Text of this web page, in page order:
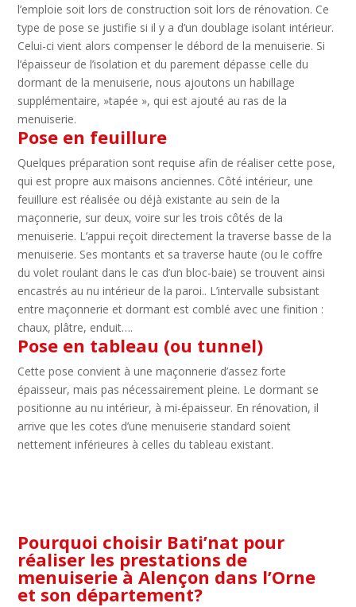
l’emploie soit lors de construction soit lors de rénovation. Ce
type de pose se justifie si il y a d’un doublage isolant intérieur.
Celui-ci vient alors compenser le débord de la menuiserie. Si
l’épaisseur de l’isolation et du parement dépasse celle du
dormant de la menuiserie, nous ajoutons un habillage
supplémentaire, »tapée », qui est ajouté au ras de la
menuiserie.
Pose en feuillure
Quelques préparation sont requise afin de réaliser cette pose,
qui est propre aux maisons anciennes. Côté intérieur, une
feuillure est réalisée ou déjà existante au sein de la
maçonnerie, sur deux, voire sur les trois côtés de la
menuiserie. L’appui reçoit directement la traverse basse de la
menuiserie. Ses montants et sa traverse haute (ou le coffre
du volet roulant dans le cas d’un bloc-baie) se trouvent ainsi
encastrés au nu intérieur de la paroi.. L’intervalle subsistant
entre maçonnerie et dormant est comblé avec une finition :
chaux, plâtre, enduit….
Pose en tableau (ou tunnel)
Cette pose convient à une maçonnerie d’assez forte
épaisseur, mais pas nécessairement pleine. Le dormant se
positionne au nu intérieur, à mi-épaisseur. En rénovation, il
arrive que les cotes d’une menuiserie standard soient
nettement inférieures à celles du tableau existant.
Pourquoi choisir Bati’nat pour
réaliser les prestations de
menuiserie à Alençon dans l’Orne
et son département?